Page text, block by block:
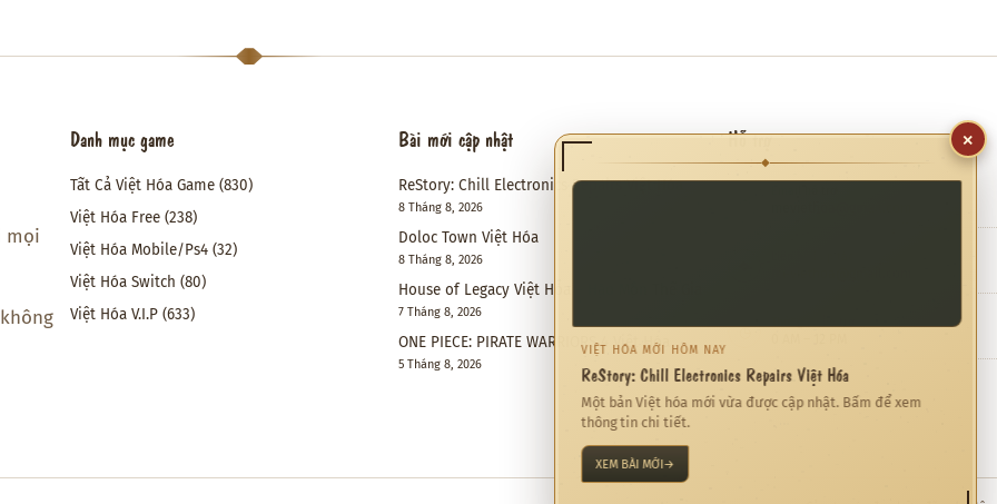
mọi
Danh mục game
Tất Cả Việt Hóa Game(830)
Việt Hóa Free(238)
Việt Hóa Mobile/Ps4(32)
Việt Hóa Switch (80)
Việt Hóa V.I.P(633)
Bài mới cập nhật
ReStory: Chill Electronics Repairs Việt Hóa
8 Tháng 8, 2026
Doloc Town Việt Hóa
8 Tháng 8, 2026
House of Legacy Việt Hóa – Hào Môn Thế Gia
7 Tháng 8, 2026
ONE PIECE: PIRATE WARRIORS 4 Việt Hóa
5 Tháng 8, 2026
Hỗ trợ
◷
×
◆
VIỆT HÓA MỚI HÔM NAY
ReStory: Chill Electronics Repairs Việt Hóa
Một bản Việt hóa mới vừa được cập nhật. Bấm để xem
thông tin chi tiết.
XEM BÀI MỚI→